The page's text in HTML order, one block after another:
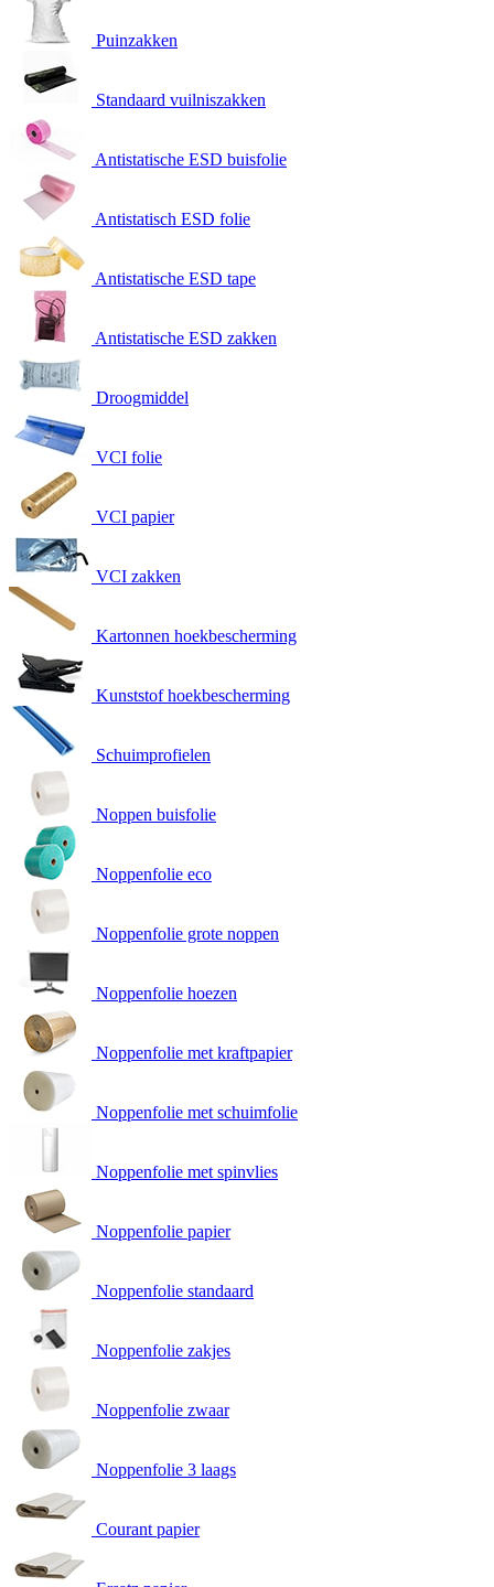
Puinzakken
Standaard vuilniszakken
Antistatische ESD buisfolie
Antistatisch ESD folie
Antistatische ESD tape
Antistatische ESD zakken
Droogmiddel
VCI folie
VCI papier
VCI zakken
Kartonnen hoekbescherming
Kunststof hoekbescherming
Schuimprofielen
Noppen buisfolie
Noppenfolie eco
Noppenfolie grote noppen
Noppenfolie hoezen
Noppenfolie met kraftpapier
Noppenfolie met schuimfolie
Noppenfolie met spinvlies
Noppenfolie papier
Noppenfolie standaard
Noppenfolie zakjes
Noppenfolie zwaar
Noppenfolie 3 laags
Courant papier